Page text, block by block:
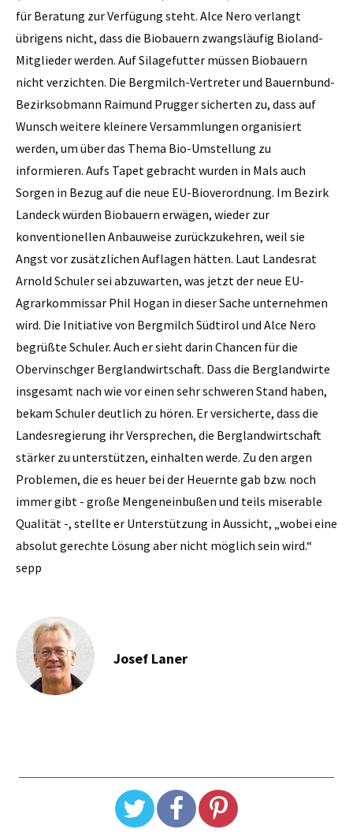
für Beratung zur Verfügung steht. Alce Nero verlangt
übrigens nicht, dass die Biobauern zwangsläufig Bioland-
Mitglieder werden. Auf Silagefutter müssen Biobauern
nicht verzichten. Die Bergmilch-Vertreter und Bauernbund-
Bezirksobmann Raimund Prugger sicherten zu, dass auf
Wunsch weitere kleinere Versammlungen organisiert
werden, um über das Thema Bio-Umstellung zu
informieren. Aufs Tapet gebracht wurden in Mals auch
Sorgen in Bezug auf die neue EU-Bioverordnung. Im Bezirk
Landeck würden Biobauern erwägen, wieder zur
konventionellen Anbauweise zurückzukehren, weil sie
Angst vor zusätzlichen Auflagen hätten. Laut Landesrat
Arnold Schuler sei abzuwarten, was jetzt der neue EU-
Agrarkommissar Phil Hogan in dieser Sache unternehmen
wird. Die Initiative von Bergmilch Südtirol und Alce Nero
begrüßte Schuler. Auch er sieht darin Chancen für die
Obervinschger Berglandwirtschaft. Dass die Berglandwirte
insgesamt nach wie vor einen sehr schweren Stand haben,
bekam Schuler deutlich zu hören. Er versicherte, dass die
Landesregierung ihr Versprechen, die Berglandwirtschaft
stärker zu unterstützen, einhalten werde. Zu den argen
Problemen, die es heuer bei der Heuernte gab bzw. noch
immer gibt - ­große­ Mengeneinbußen und teils miserable
Qualität -, stellte er Unterstützung in Aussicht, „wobei eine
absolut gerechte Lösung aber nicht möglich sein wird.“
sepp
Josef Laner